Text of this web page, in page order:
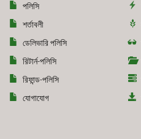
পলিসি
শর্তাবলী
ডেলিভারি পলিসি
রিটার্ন-পলিসি
রিফান্ড-পলিসি
যোগাযোগ